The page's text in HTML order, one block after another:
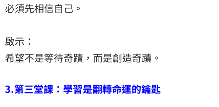
必須先相信自己。
啟示：
希望不是等待奇蹟，而是創造奇蹟。
3.第三堂課：學習是翻轉命運的鑰匙